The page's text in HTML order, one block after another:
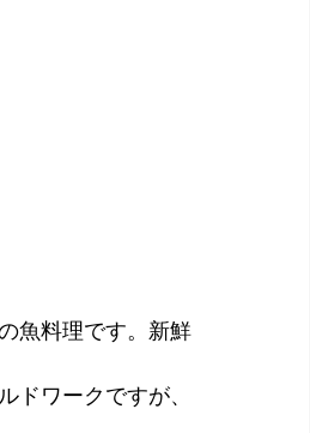
魚料理です。新鮮
ドワークですが、